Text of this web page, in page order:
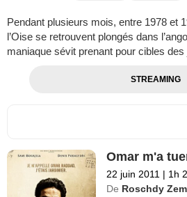
Pendant plusieurs mois, entre 1978 et
l’Oise se retrouvent plongés dans
maniaque sévit prenant pour cibles
STREAMING
Omar m'a
22 juin 2011 | 1h
De Roschdy Zem